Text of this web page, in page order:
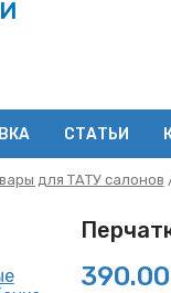
СТАТЬИ
для ТАТУ салонов